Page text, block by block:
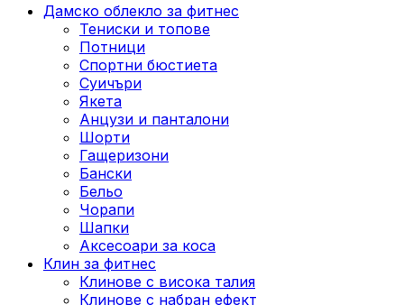
Дамско облекло за фитнес
Тениски и топове
Потници
Спортни бюстиета
Суичъри
Якета
Aнцузи и панталони
Шорти
Гащеризони
Бански
Бельо
Чорапи
Шапки
Аксесоари за коса
Клин за фитнес
Клинове с висока талия
Клинове с набран ефект